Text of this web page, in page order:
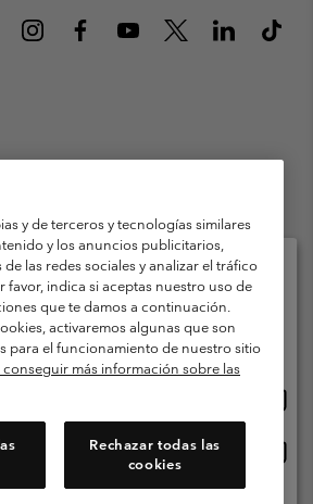
de Venta
Garantía
programa de miembros
Generado Por Los Usuarios
CBCR
y de terceros y tecnologías similares
y los anuncios publicitarios,
las redes sociales y analizar el tráfico
favor, indica si aceptas nuestro uso de
que te damos a continuación.
activaremos algunas que son
para el funcionamiento de nuestro sitio
conseguir más información sobre las
Rechazar todas las
cookies
tu país e idioma envío
en línea disponibles
línea